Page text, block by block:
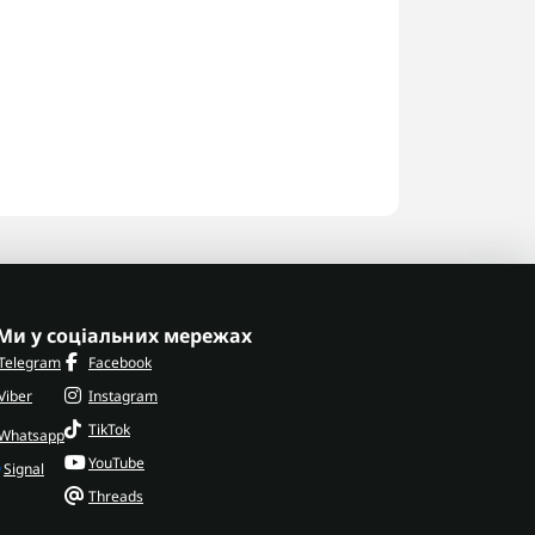
у соціальних мережах
Signal
Facebook
Instagram
TikTok
YouTube
Threads